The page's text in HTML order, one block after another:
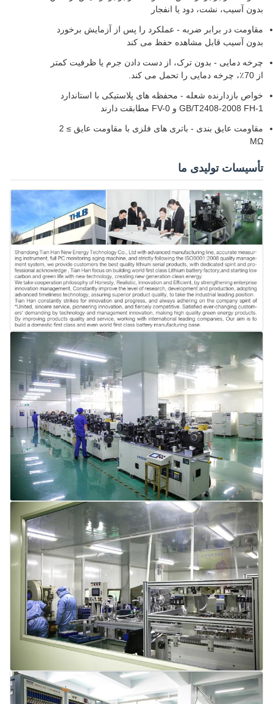
بدون آسیب، نشت، دود یا انفجار
مقاومت در برابر ضربه - عملکرد را پس از آزمایش برخورد
بدون آسیب قابل مشاهده حفظ می کند
چرخه دمایی - بدون ترک، از دست دادن جرم یا ظرفیت کمتر
از 70٪، چرخه دمایی را تحمل می کند.
خواص بازدارنده شعله - محفظه های پلاستیکی با استاندارد
GB/T2408-2008 FH-1 و FV-0 مطابقت دارند
مقاومت عایق بندی - باتری های فلزی با مقاومت عایق ≥ 2
MΩ
تأسیسات تولیدی ما